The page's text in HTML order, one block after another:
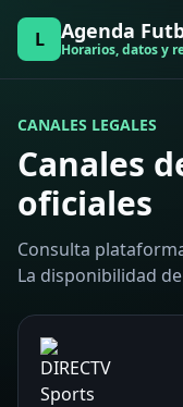
L Agenda
Horarios, datos y
CANALES LEGALES
Canales
oficiales
Consulta
La disponibilidad